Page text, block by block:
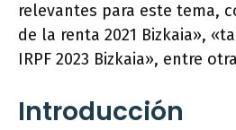
relevantes para este tema,
de la renta 2021 Bizkaia»,
IRPF 2023 Bizkaia», entre
Introducción